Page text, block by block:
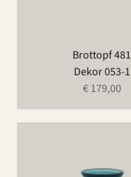
Brottopf 481
Dekor 053-1
€ 179,00